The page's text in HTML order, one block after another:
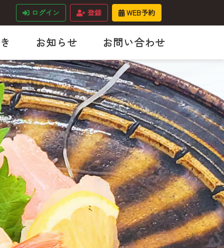
ログイン 登録 WEB予約
お知らせ お問い合わせ